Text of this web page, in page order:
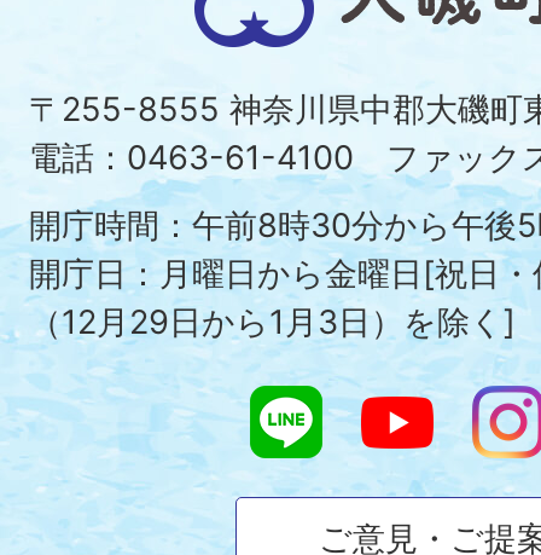
磯
町
〒255-8555 神奈川県中郡大磯
電話：0463-61-4100 ファック
開庁時間：午前8時30分から午後
開庁日：月曜日から金曜日[祝日
（12月29日から1月3日）を除く]
ご意見・ご提